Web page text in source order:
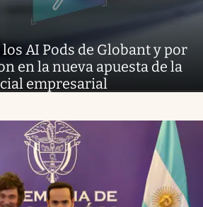
AI Pods de Globant y por
en la nueva apuesta de la
empresarial